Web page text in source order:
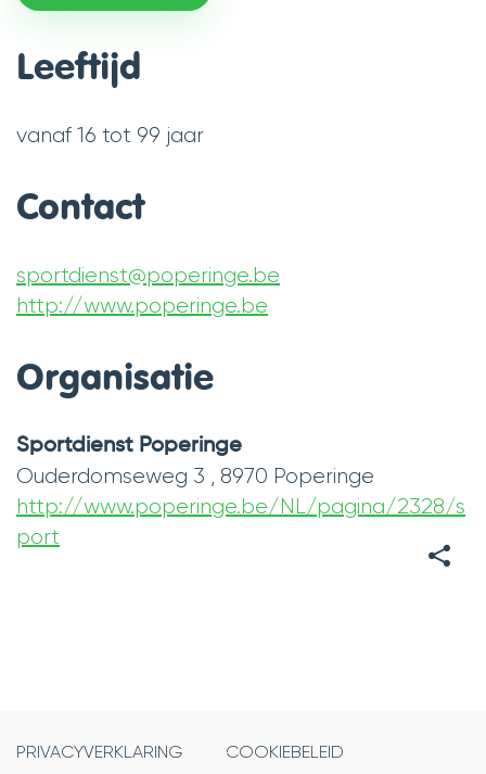
Leeftijd
vanaf 16 tot 99 jaar
Contact
E-
mail
sportdienst@poperinge.be
Website
http://www.poperinge.be
Organisatie
Sportdienst Poperinge
Ouderdomseweg 3 8970 Poperinge
Website
http://www.poperinge.be/NL/pagina/2328/s
port
PRIVACYVERKLARING
COOKIEBELEID